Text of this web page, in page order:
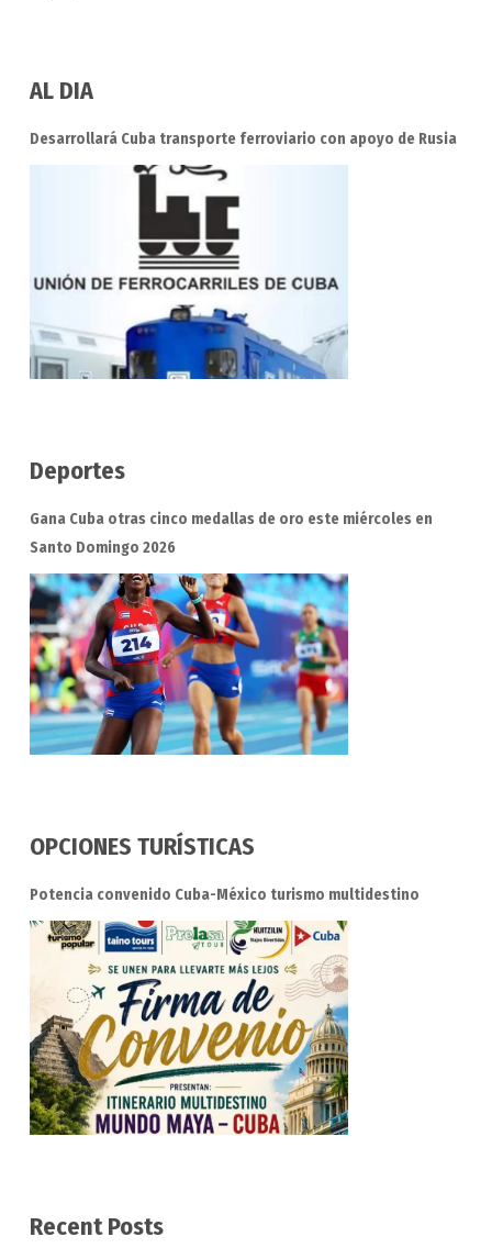
AL DIA
Desarrollará Cuba transporte ferroviario con apoyo de Rusia
Deportes
Gana Cuba otras cinco medallas de oro este miércoles en
Santo Domingo 2026
OPCIONES TURÍSTICAS
Potencia convenido Cuba-México turismo multidestino
Recent Posts